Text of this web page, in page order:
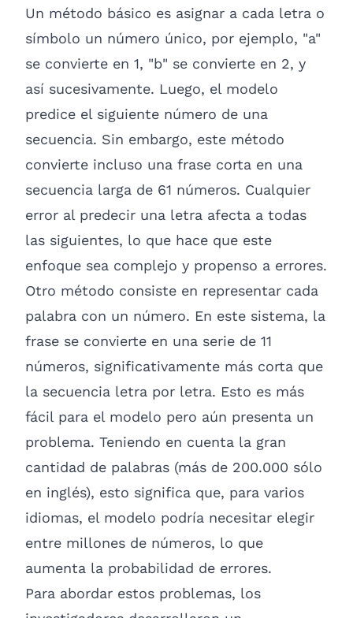
Un método básico es asignar a cada letra o
símbolo un número único, por ejemplo, "a"
se convierte en 1, "b" se convierte en 2, y
así sucesivamente. Luego, el modelo
predice el siguiente número de una
secuencia. Sin embargo, este método
convierte incluso una frase corta en una
secuencia larga de 61 números. Cualquier
error al predecir una letra afecta a todas
las siguientes, lo que hace que este
enfoque sea complejo y propenso a errores.
Otro método consiste en representar cada
palabra con un número. En este sistema, la
frase se convierte en una serie de 11
números, significativamente más corta que
la secuencia letra por letra. Esto es más
fácil para el modelo pero aún presenta un
problema. Teniendo en cuenta la gran
cantidad de palabras (más de 200.000 sólo
en inglés), esto significa que, para varios
idiomas, el modelo podría necesitar elegir
entre millones de números, lo que
aumenta la probabilidad de errores.
Para abordar estos problemas, los